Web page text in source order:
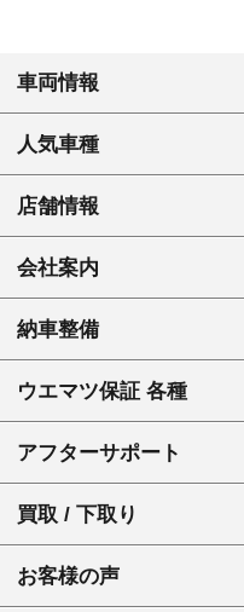
車両情報
人気車種
店舗情報
会社案内
納車整備
ウエマツ保証 各種
アフターサポート
買取 / 下取り
お客様の声